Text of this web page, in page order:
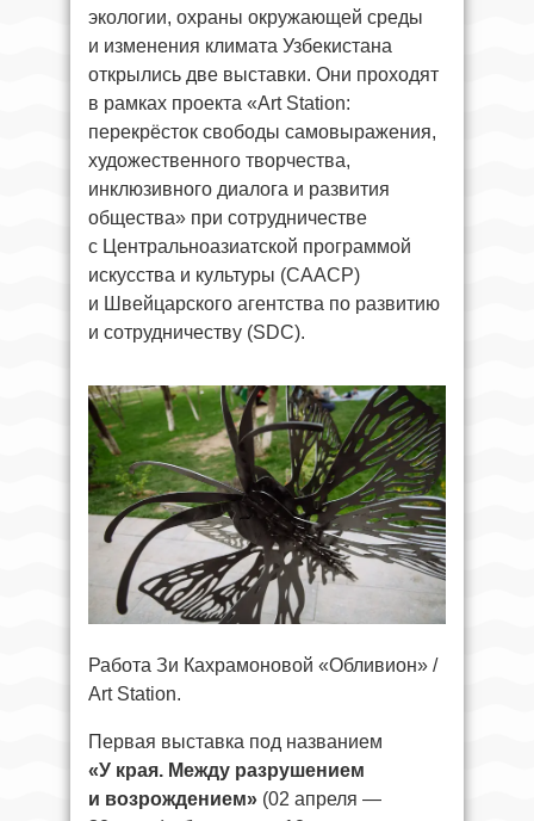
экологии, охраны окружающей среды
и изменения климата Узбекистана
открылись две выставки. Они проходят
в рамках проекта «Art Station:
перекрёсток свободы самовыражения,
художественного творчества,
инклюзивного диалога и развития
общества» при сотрудничестве
с Центральноазиатской программой
искусства и культуры (CAACP)
и Швейцарского агентства по развитию
и сотрудничеству (SDC).
Работа Зи Кахрамоновой «Обливион» /
Art Station.
Первая выставка под названием
«У края. Между разрушением
и возрождением» (02 апреля —